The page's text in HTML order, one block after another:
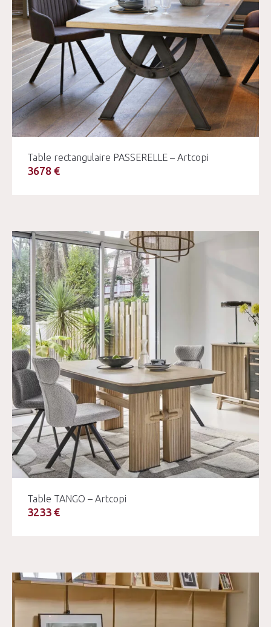
Table rectangulaire PASSERELLE – Artcopi
3678 €
Table TANGO – Artcopi
3233 €